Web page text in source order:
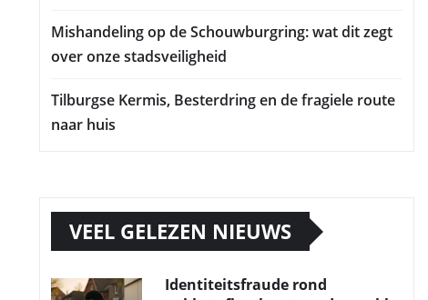
Mishandeling op de Schouwburgring: wat dit zegt
over onze stadsveiligheid
Tilburgse Kermis, Besterdring en de fragiele route
naar huis
VEEL GELEZEN NIEUWS
Identiteitsfraude rond